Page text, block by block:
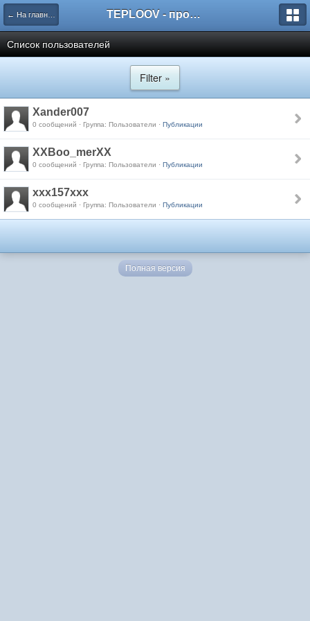
← На главную TEPLOOV - программный комплекс для расчёта систем отопления и вентиляции
Список пользователей
Filter »
Xander007
0 сообщений · Группа: Пользователи · Публикации
XXBoo_merXX
0 сообщений · Группа: Пользователи · Публикации
xxx157xxx
0 сообщений · Группа: Пользователи · Публикации
Полная версия